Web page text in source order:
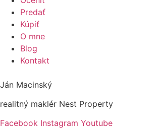
Predať
Kúpiť
O mne
Blog
Kontakt
Ján Macinský
realitný maklér Nest Property
Facebook Instagram Youtube